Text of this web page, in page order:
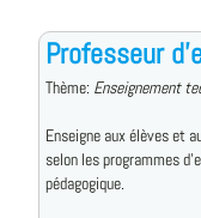
Professeur
Thème: Enseignement
Enseigne aux élèves et
selon les programmes
pédagogique.